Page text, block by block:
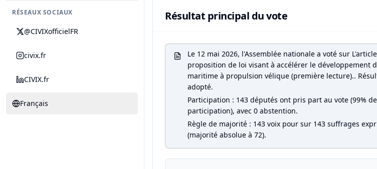
RÉSEAUX SOCIAUX
@CIVIXofficielFR
civix.fr
CIVIX.fr
Français
Résultat principal du vote
Le 12 mai 2026, l'Assemblée nationale a voté sur
proposition de loi visant à accélérer le développement
maritime à propulsion vélique (première lecture)..
adopté.
Participation : 143 députés ont pris part au vote (99% de
participation), avec 0 abstention.
Règle de majorité : 143 voix pour sur 143 suffrages
(majorité absolue à 72).